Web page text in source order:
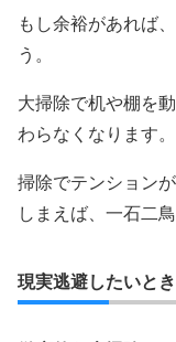
もし余裕があれば
う。
大掃除で机や棚を
わらなくなります。
掃除でテンション
しまえば、一石二鳥
現実逃避したいとき